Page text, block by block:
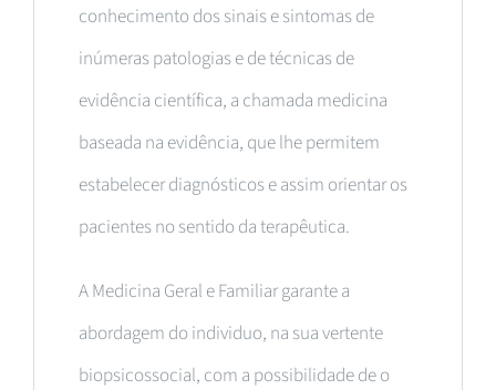
conhecimento dos sinais e sintomas de
inúmeras patologias e de técnicas de
evidência científica, a chamada medicina
baseada na evidência, que lhe permitem
estabelecer diagnósticos e assim orientar os
pacientes no sentido da terapêutica.
A Medicina Geral e Familiar garante a
abordagem do individuo, na sua vertente
biopsicossocial, com a possibilidade de o